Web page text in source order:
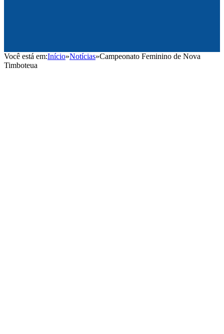
Você está em:Início»Notícias»Campeonato Feminino de Nova
Timboteua